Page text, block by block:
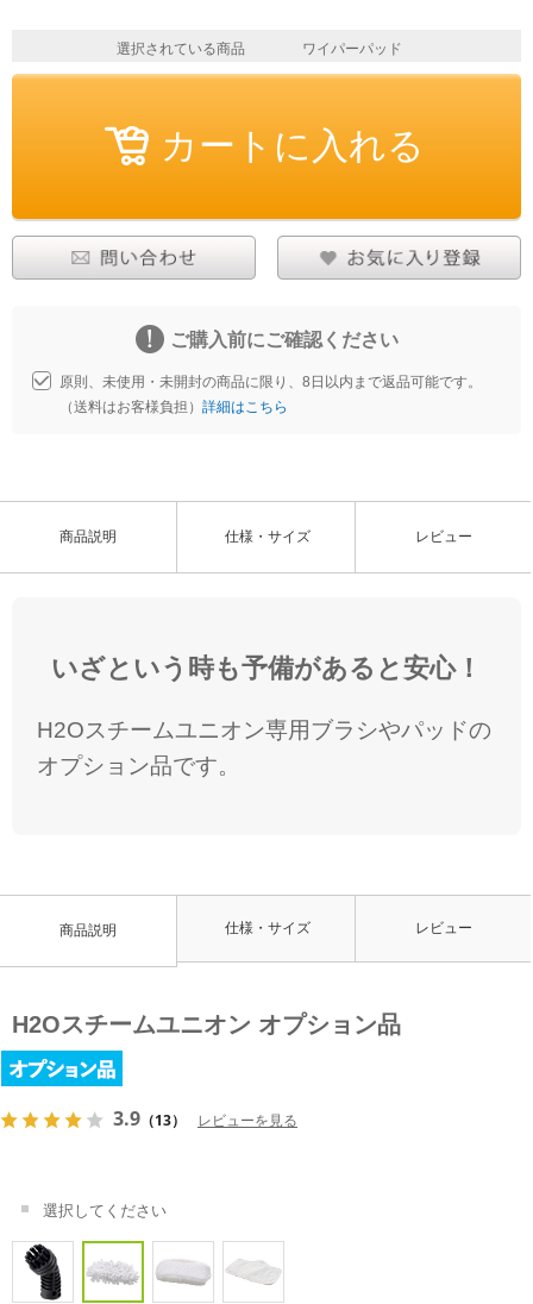
選択されている商品 ワイパーパッド
ご購入前にご確認ください
原則、未使用・未開封の商品に限り、8日以内まで返品可能です。
（送料はお客様負担） 詳細はこちら
商品説明 仕様・サイズ レビュー
いざという時も予備があると安心！
H2Oスチームユニオン専用ブラシやパッドの
オプション品です。
商品説明 仕様・サイズ レビュー
H2Oスチームユニオン オプション品
3.9 （13） レビューを見る
選択してください